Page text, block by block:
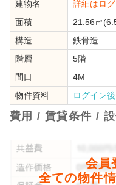
建物名
詳細はロ
面積
21.56㎡
構造
鉄骨造
階層
5階
間口
4M
物件資料
ログイン
費用 / 賃貸条件 /
会員
全ての物件